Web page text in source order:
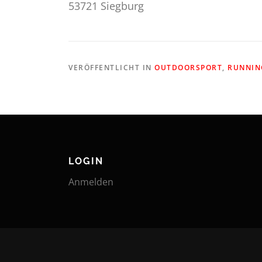
53721 Siegburg
VERÖFFENTLICHT IN OUTDOORSPORT,
LOGIN
Anmelden